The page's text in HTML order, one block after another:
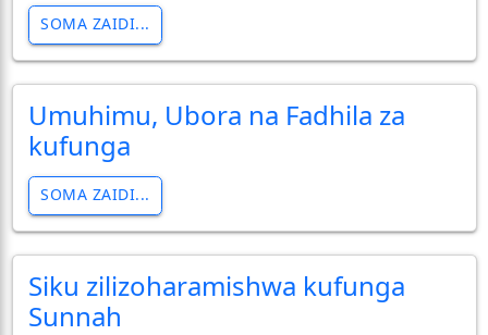
SOMA ZAIDI...
Umuhimu, Ubora na Fadhila za
kufunga
SOMA ZAIDI...
Siku zilizoharamishwa kufunga
Sunnah